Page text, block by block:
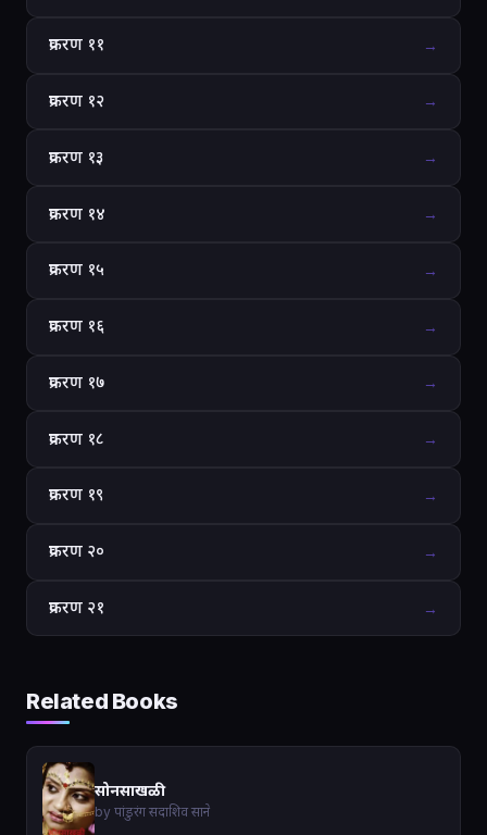
प्रकरण ११ →
प्रकरण १२ →
प्रकरण १३ →
प्रकरण १४ →
प्रकरण १५ →
प्रकरण १६ →
प्रकरण १७ →
प्रकरण १८ →
प्रकरण १९ →
प्रकरण २० →
प्रकरण २१ →
Related Books
सोनसाखळी
by पांडुरंग सदाशिव साने